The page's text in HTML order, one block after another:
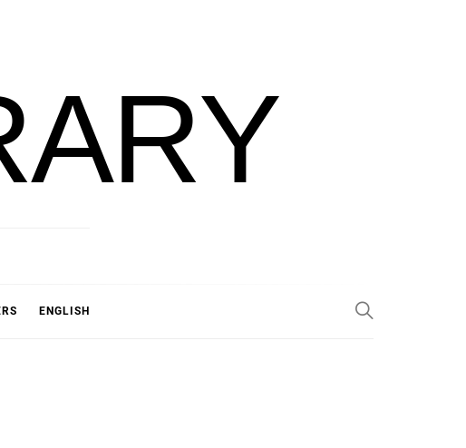
ENGLISH